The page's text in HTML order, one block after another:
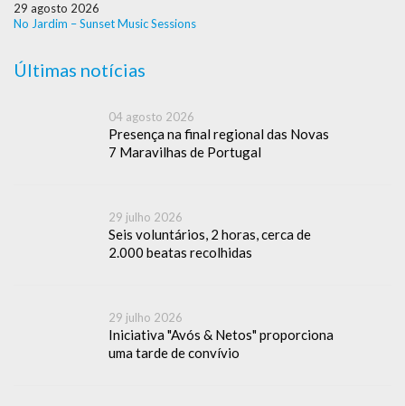
29 agosto 2026
No Jardim – Sunset Music Sessions
Últimas notícias
04 agosto 2026
Presença na final regional das Novas
7 Maravilhas de Portugal
29 julho 2026
Seis voluntários, 2 horas, cerca de
2.000 beatas recolhidas
29 julho 2026
Iniciativa "Avós & Netos" proporciona
uma tarde de convívio